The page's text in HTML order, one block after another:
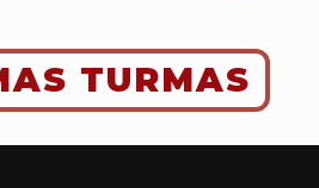
TURMAS